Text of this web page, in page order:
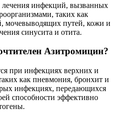
лечения инфекций, вызванных
таких как
мочевыводящих путей, кожи и
синусита и отита.
Азитромицин?
при инфекциях верхних и
как пневмония, бронхит и
инфекциях, передающихся
способности эффективно